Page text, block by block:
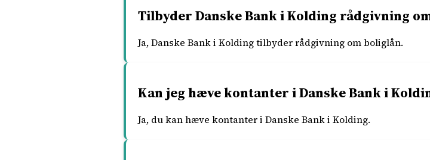
Tilbyder Danske Bank i Kolding rådgivning
Ja, Danske Bank i Kolding tilbyder rådgivning om boliglån.
Kan jeg hæve kontanter i Danske Bank i
Ja, du kan hæve kontanter i Danske Bank i Kolding.